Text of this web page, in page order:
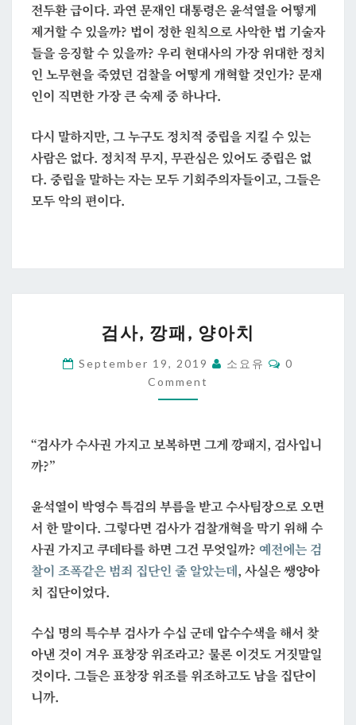
전두환 급이다. 과연 문재인 대통령은 윤석열을 어떻게
제거할 수 있을까? 법이 정한 원칙으로 사악한 법 기술자
들을 응징할 수 있을까? 우리 현대사의 가장 위대한 정치
인 노무현을 죽였던 검찰을 어떻게 개혁할 것인가? 문재
인이 직면한 가장 큰 숙제 중 하나다.
다시 말하지만, 그 누구도 정치적 중립을 지킬 수 있는
사람은 없다. 정치적 무지, 무관심은 있어도 중립은 없
다. 중립을 말하는 자는 모두 기회주의자들이고, 그들은
모두 악의 편이다.
사,
깡
패,
양
치
검사, 깡패, 양아치
September 19, 2019 소요유 Comments
0
Comment
“검사가 수사권 가지고 보복하면 그게 깡패지, 검사입니
까?”
윤석열이 박영수 특검의 부름을 받고 수사팀장으로 오면
서 한 말이다. 그렇다면 검사가 검찰개혁을 막기 위해 수
사권 가지고 쿠데타를 하면 그건 무엇일까? 예전에는 검
찰이 조폭같은 범죄 집단인 줄 알았는데, 사실은 쌩양아
치 집단이었다.
수십 명의 특수부 검사가 수십 군데 압수수색을 해서 찾
아낸 것이 겨우 표창장 위조라고? 물론 이것도 거짓말일
것이다. 그들은 표창장 위조를 위조하고도 남을 집단이
니까.